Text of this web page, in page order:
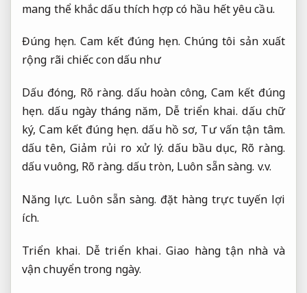
mang thể khắc dấu thích hợp có hầu hết yêu cầu.
Đúng hẹn. Cam kết đúng hẹn. Chúng tôi sản xuất
rộng rãi chiếc con dấu như
Dấu đóng, Rõ ràng. dấu hoàn công,Cam kết đúng
hẹn. dấu ngày tháng năm, Dễ triển khai. dấu chữ
ký,Cam kết đúng hẹn. dấu hồ sơ, Tư vấn tận tâm.
dấu tên,Giảm rủi ro xử lý. dấu bầu dục, Rõ ràng.
dấu vuông, Rõ ràng. dấu tròn, Luôn sẵn sàng. v.v.
Năng lực. Luôn sẵn sàng. đặt hàng trực tuyến lợi
ích.
Triển khai. Dễ triển khai. Giao hàng tận nhà và
vận chuyển trong ngày.